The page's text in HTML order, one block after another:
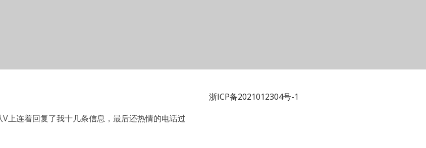
上连着回复了我十几条信息，最后还热情的电话过
浙ICP备2021012304号-1